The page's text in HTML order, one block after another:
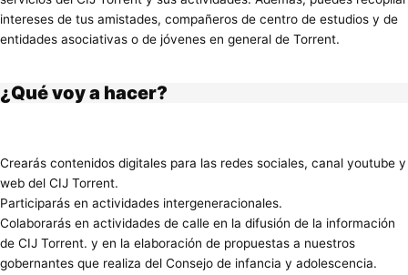
intereses de tus amistades, compañeros de centro de estudios y de
entidades asociativas o de jóvenes en general de Torrent.
¿Qué voy a hacer?
Crearás contenidos digitales para las redes sociales, canal youtube y
web del CIJ Torrent.
Participarás en actividades intergeneracionales.
Colaborarás en actividades de calle en la difusión de la información
de CIJ Torrent. y en la elaboración de propuestas a nuestros
gobernantes que realiza del Consejo de infancia y adolescencia.